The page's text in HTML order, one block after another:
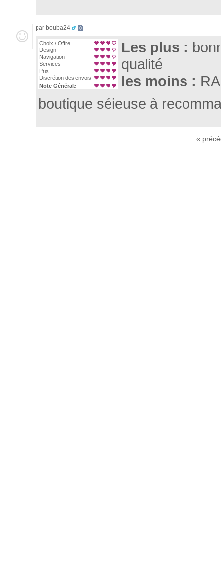
par bouba24 0
Choix / Offre
Design
Navigation
Services
Prix
Discrétion des envois
Note Générale
Les plus :
qualité
les moins :
boutique séieuse à
«